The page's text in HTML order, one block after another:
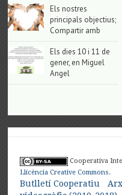
Els nostres
principals objectius;
Compartir amb
Els dies 10 i 11 de
gener, en Miguel
Angel
Cooperativa
Llicència Creative Commons.
Butlletí Cooperatiu